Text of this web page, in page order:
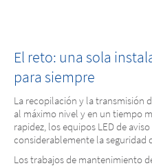
El reto: una sola
para siempre
La recopilación y la transmisión
al máximo nivel y en un tiempo
rapidez, los equipos LED de
considerablemente la seguridad
Los trabajos de mantenimiento